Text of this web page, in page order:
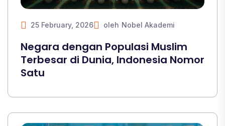
25 February, 2026 oleh Nobel Akademi
Negara dengan Populasi Muslim
Terbesar di Dunia, Indonesia Nomor
Satu